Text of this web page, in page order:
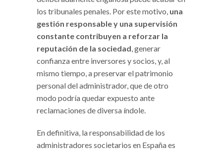
los tribunales penales. Por este motivo, una
gestión responsable y una supervisión
constante contribuyen a reforzar la
reputación de la sociedad, generar
confianza entre inversores y socios, y, al
mismo tiempo, a preservar el patrimonio
personal del administrador, que de otro
modo podría quedar expuesto ante
reclamaciones de diversa índole.
En definitiva, la responsabilidad de los
administradores societarios en España es